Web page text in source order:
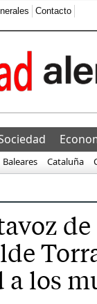
Contacto
en un coche y
Baleares Cataluña
de
los